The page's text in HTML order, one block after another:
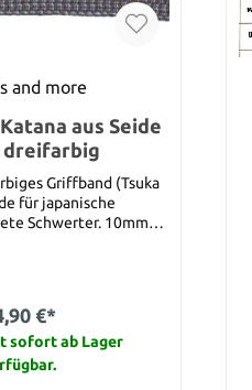
and more
aus Seide
dreifarbig
Griffband (Tsuka
für japanische
10mm
die Farbe aus die
Dieser Artikel steht für
zu dem angegebenen
€*
sofort ab Lager